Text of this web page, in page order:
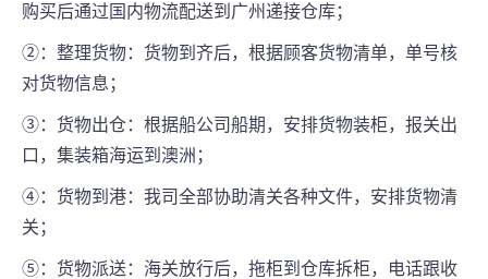
购买后通过国内物流配送到广州递接仓库；
②：整理货物：货物到齐后，根据顾客货物清单，单号核
对货物信息；
③：货物出仓：根据船公司船期，安排货物装柜，报关出
口，集装箱海运到澳洲；
④：货物到港：我司全部协助清关各种文件，安排货物清
关；
⑤：货物派送：海关放行后，拖柜到仓库拆柜，电话跟收